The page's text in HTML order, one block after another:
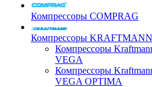
Компрессоры COMPRAG
Компрессоры KRAFTMANN
Компрессоры
VEGA
Компрессоры
VEGA OPTIMA